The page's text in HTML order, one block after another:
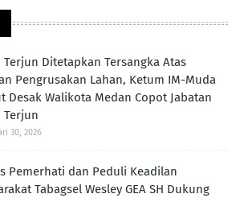
Terjun Ditetapkan Tersangka Atas
Pengrusakan Lahan, Ketum IM-Muda
Desak Walikota Medan Copot Jabatan
Terjun
30, 2026
Pemerhati dan Peduli Keadilan
Tabagsel Wesley GEA SH Dukung